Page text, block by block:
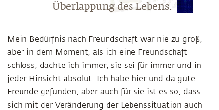
Überlappung des Lebens.
Mein Bedürfnis nach Freundschaft war nie zu groß,
aber in dem Moment, als ich eine Freundschaft
schloss, dachte ich immer, sie sei für immer und in
jeder Hinsicht absolut. Ich habe hier und da gute
Freunde gefunden, aber auch für sie ist es so, dass
sich mit der Veränderung der Lebenssituation auch